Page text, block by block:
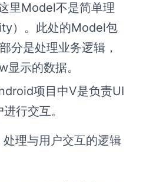
里Model不是简单理
）。此处的Model包
分是处理业务逻辑，
示的数据。
项目中V是负责UI
行交互。
处理与用户交互的逻辑